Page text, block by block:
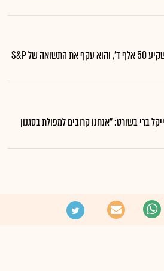
נתנו לקלוד להשקיע 50 אלף ד', והוא עקף את התשואה של S&P
ברי בשורט: "אנחנו קרובים למפולת בסגנון